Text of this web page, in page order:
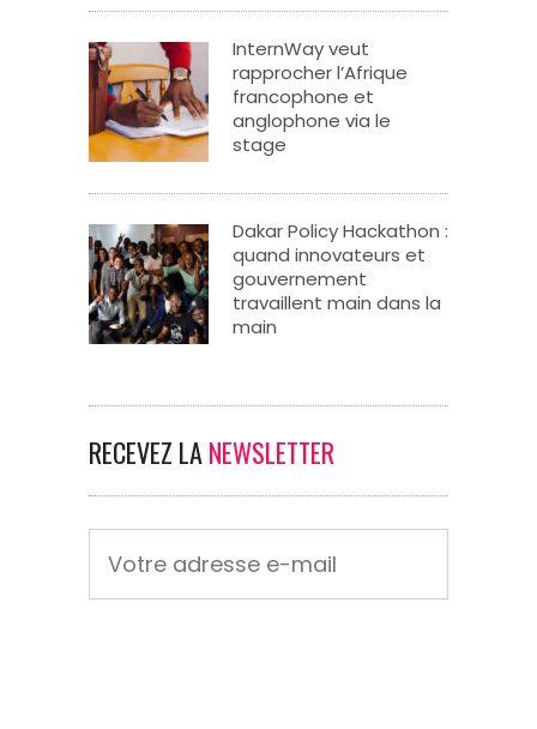
InternWay veut
rapprocher l’Afrique
francophone et
anglophone via le
stage
Dakar Policy Hackathon :
quand innovateurs et
gouvernement
travaillent main dans la
main
RECEVEZ LA NEWSLETTER